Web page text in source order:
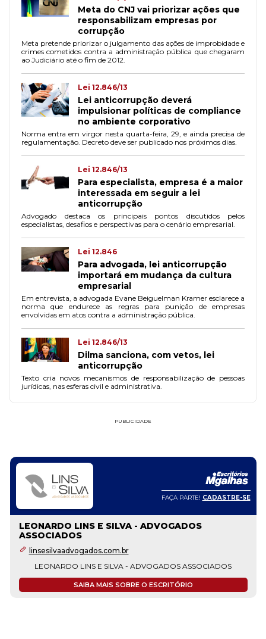
Meta do CNJ vai priorizar ações que
responsabilizam empresas por
corrupção
Meta pretende priorizar o julgamento das ações de improbidade e
crimes cometidos contra a administração pública que chegaram
ao Judiciário até o fim de 2012.
Lei 12.846/13
Lei anticorrupção deverá
impulsionar políticas de compliance
no ambiente corporativo
Norma entra em virgor nesta quarta-feira, 29, e ainda precisa de
regulamentação. Decreto deve ser publicado nos próximos dias.
Lei 12.846/13
Para especialista, empresa é a maior
interessada em seguir a lei
anticorrupção
Advogado destaca os principais pontos discutidos pelos
especialistas, desafios e perspectivas para o cenário empresarial.
Lei 12.846
Para advogada, lei anticorrupção
importará em mudança da cultura
empresarial
Em entrevista, a advogada Evane Beiguelman Kramer esclarece a
norma que endurece as regras para punição de empresas
envolvidas em atos contra a administração pública.
Lei 12.846/13
Dilma sanciona, com vetos, lei
anticorrupção
Texto cria novos mecanismos de responsabilização de pessoas
jurídicas, nas esferas civil e administrativa.
PUBLICIDADE